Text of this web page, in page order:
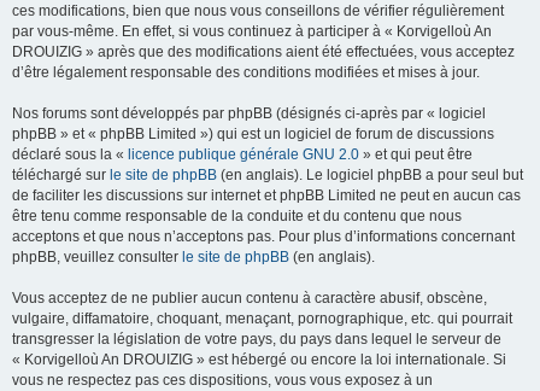
ces modifications, bien que nous vous conseillons de vérifier régulièrement
par vous-même. En effet, si vous continuez à participer à « Korvigelloù An
DROUIZIG » après que des modifications aient été effectuées, vous acceptez
d’être légalement responsable des conditions modifiées et mises à jour.
Nos forums sont développés par phpBB (désignés ci-après par « logiciel
phpBB » et « phpBB Limited ») qui est un logiciel de forum de discussions
déclaré sous la « licence publique générale GNU 2.0 » et qui peut être
téléchargé sur le site de phpBB (en anglais). Le logiciel phpBB a pour seul but
de faciliter les discussions sur internet et phpBB Limited ne peut en aucun cas
être tenu comme responsable de la conduite et du contenu que nous
acceptons et que nous n’acceptons pas. Pour plus d’informations concernant
phpBB, veuillez consulter le site de phpBB (en anglais).
Vous acceptez de ne publier aucun contenu à caractère abusif, obscène,
vulgaire, diffamatoire, choquant, menaçant, pornographique, etc. qui pourrait
transgresser la législation de votre pays, du pays dans lequel le serveur de
« Korvigelloù An DROUIZIG » est hébergé ou encore la loi internationale. Si
vous ne respectez pas ces dispositions, vous vous exposez à un